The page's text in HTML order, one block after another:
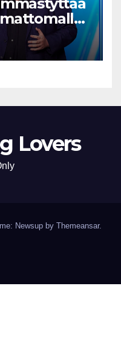
Lovers
Newsup by Themeansar.